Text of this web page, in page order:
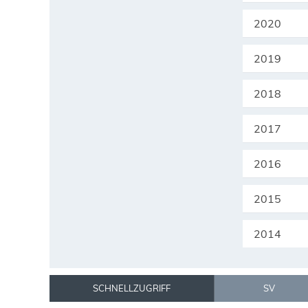
2020
2019
2018
2017
2016
2015
2014
SCHNELLZUGRIFF SV